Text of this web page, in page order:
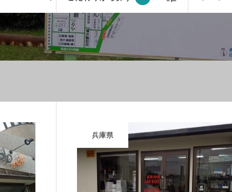
兵庫県